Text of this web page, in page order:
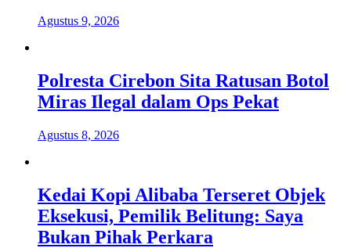
Agustus 9, 2026
Polresta Cirebon Sita Ratusan Botol
Miras Ilegal dalam Ops Pekat
Agustus 8, 2026
Kedai Kopi Alibaba Terseret Objek
Eksekusi, Pemilik Belitung: Saya
Bukan Pihak Perkara